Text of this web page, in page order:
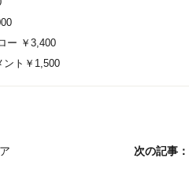
ー ￥3,400
ント￥1,500
次の記事：